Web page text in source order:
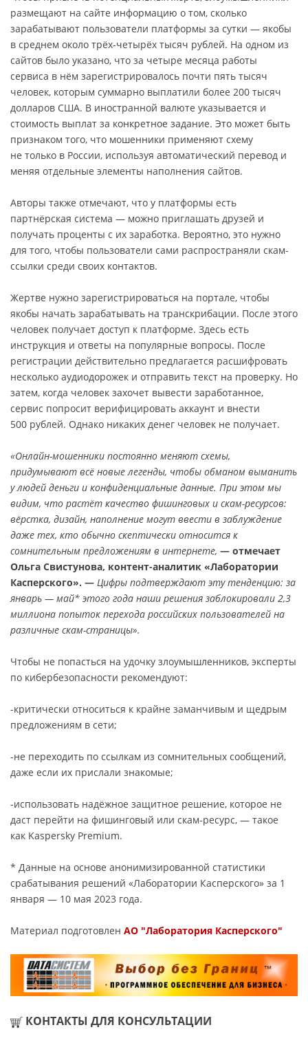
размещают на сайте информацию о том, сколько
зарабатывают пользователи платформы за сутки — якобы
в среднем около трёх-четырёх тысяч рублей. На одном из
сайтов было указано, что за четыре месяца работы
сервиса в нём зарегистрировалось почти пять тысяч
человек, которым суммарно выплатили более 200 тысяч
долларов США. В иностранной валюте указывается и
стоимость выплат за конкретное задание. Это может быть
признаком того, что мошенники применяют схему
не только в России, используя автоматический перевод и
меняя отдельные элементы наполнения сайтов.
Авторы также отмечают, что у платформы есть
партнёрская система — можно приглашать друзей и
получать проценты с их заработка. Вероятно, это нужно
для того, чтобы пользователи сами распространяли скам-
ссылки среди своих контактов.
Жертве нужно зарегистрироваться на портале, чтобы
якобы начать зарабатывать на транскрибации. После этого
человек получает доступ к платформе. Здесь есть
инструкция и ответы на популярные вопросы. После
регистрации действительно предлагается расшифровать
несколько аудиодорожек и отправить текст на проверку. Но
затем, когда человек захочет вывести заработанное,
сервис попросит верифицировать аккаунт и внести
500 рублей. Однако никаких денег человек не получает.
«Онлайн-мошенники постоянно меняют схемы,
придумывают всё новые легенды, чтобы обманом выманить
у людей деньги и конфиденциальные данные. При этом мы
видим, что растёт качество фишинговых и скам-ресурсов:
вёрстка, дизайн, наполнение могут ввести в заблуждение
даже тех, кто обычно скептически относится к
сомнительным предложениям в интернете, — отмечает
Ольга Свистунова, контент-аналитик «Лаборатории
Касперского». — Цифры подтверждают эту тенденцию: за
январь — май* этого года наши решения заблокировали 2,3
миллиона попыток перехода российских пользователей на
различные скам-страницы».
Чтобы не попасться на удочку злоумышленников, эксперты
по кибербезопасности рекомендуют:
-критически относиться к крайне заманчивым и щедрым
предложениям в сети;
-не переходить по ссылкам из сомнительных сообщений,
даже если их прислали знакомые;
-использовать надёжное защитное решение, которое не
даст перейти на фишинговый или скам-ресурс, — такое
как Kaspersky Premium.
* Данные на основе анонимизированной статистики
срабатывания решений «Лаборатории Касперского» за 1
января — 10 мая 2023 года.
Материал подготовлен АО "Лаборатория Касперского"
КОНТАКТЫ ДЛЯ КОНСУЛЬТАЦИИ